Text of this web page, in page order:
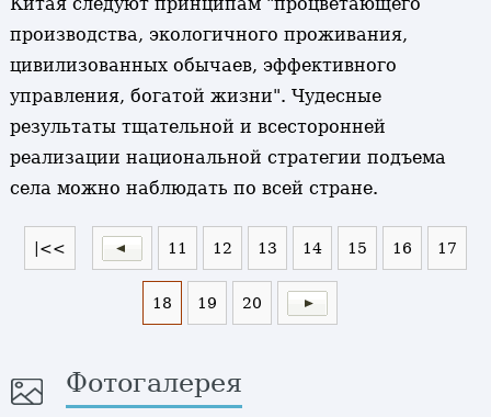
производства, экологичного проживания,
цивилизованных обычаев, эффективного
управления, богатой жизни". Чудесные
результаты тщательной и всесторонней
реализации национальной стратегии подъема
села можно наблюдать по всей стране.
|<< 11 12 13 14 15 16 17
18 19 20
Фотогалерея